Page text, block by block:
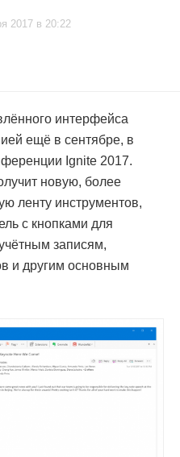
2017 в 20:22
интерфейса
ещё в сентябре, в
Ignite 2017.
новую, более
ленту инструментов,
с кнопками для
записям,
и другим основным